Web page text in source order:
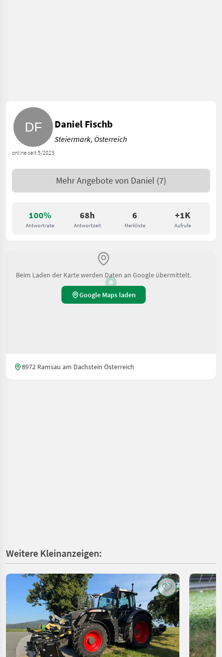
100%
Antwortrate
68h
Antwortzeit
6
Merkliste
+1K
Aufrufe
online seit 5/2023
Daniel Fischb
Steiermark, Österreich
Mehr Angebote von Daniel (7)
Beim Laden der Karte werden Daten an Google übermittelt.
Google Maps laden
8972 Ramsau am Dachstein Österreich
Weitere Kleinanzeigen: